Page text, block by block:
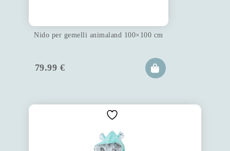
Nido per gemelli animaland 100×100 cm
79.99 €